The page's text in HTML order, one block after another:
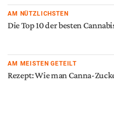
AM NÜTZLICHSTEN
Die Top 10 der besten
AM MEISTEN GETEILT
Rezept: Wie man Canna-